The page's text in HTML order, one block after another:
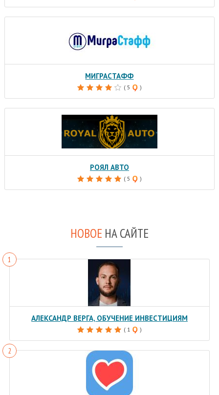
МИГРАСТАФФ
( 5 )
РОЯЛ АВТО
( 5 )
НОВОЕ НА САЙТЕ
АЛЕКСАНДР ВЕРГА, ОБУЧЕНИЕ ИНВЕСТИЦИЯМ
( 1 )